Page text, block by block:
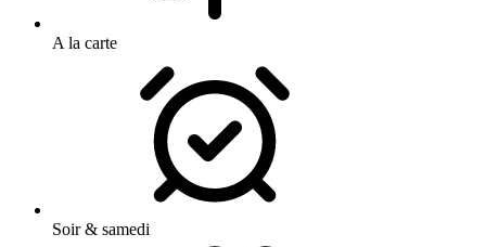
A la carte
Soir & samedi